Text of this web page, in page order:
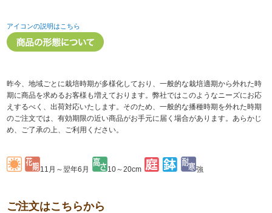
アイコンの説明はこちら
昨今、地域ごとに栽培時期が多様化しており、一般的な栽培適期から外れた時
期に商品を求めるお客様も増えております。弊社ではこのようなニーズにお応
えするべく、出荷対応いたします。そのため、一般的な播種時期を外れた時期
のご注文では、有効期限の近い商品がお手元に届く場合があります。あらかじ
め、ご了承の上、ご利用ください。
11月～翌年6月 10～20cm 強
ご注文はこちらから